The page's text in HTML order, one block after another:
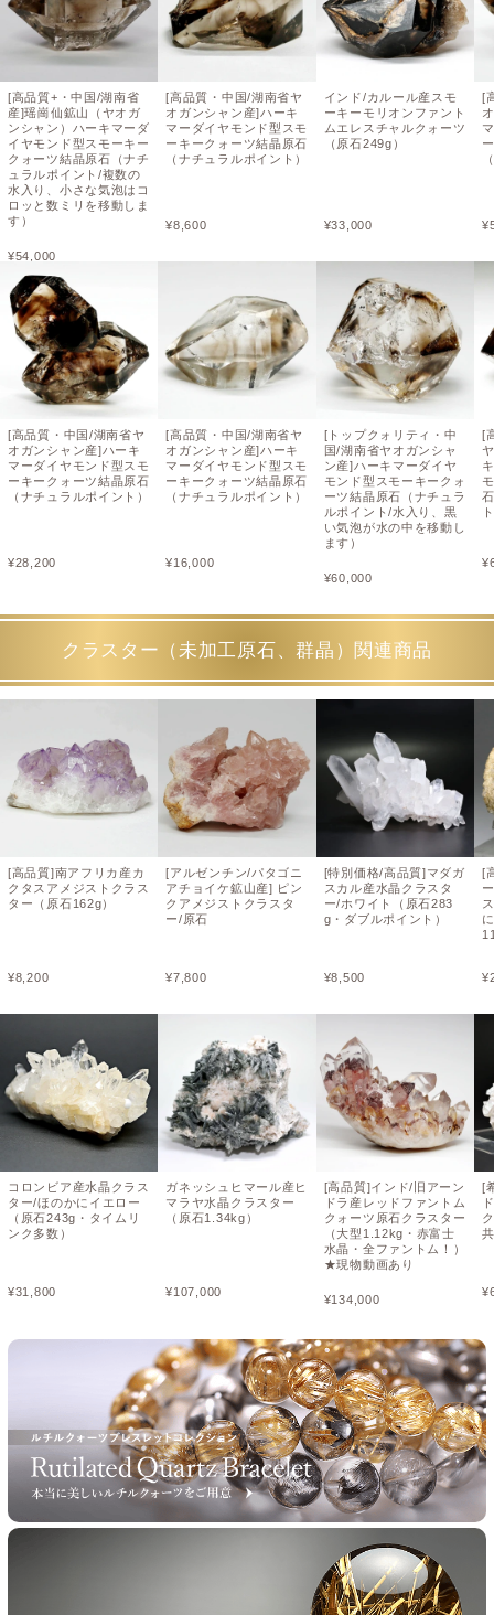
[高品質+・中国/湖南省
産]瑶崗仙鉱山（ヤオガ
ンシャン）ハーキマーダ
イヤモンド型スモーキー
クォーツ結晶原石（ナチ
ュラルポイント/複数の
水入り、小さな気泡はコ
ロッと数ミリを移動しま
す）
¥54,000
[高品質・中国/湖南省ヤ
オガンシャン産]ハーキ
マーダイヤモンド型スモ
ーキークォーツ結晶原石
（ナチュラルポイント）
¥28,200
[高品質・中国/湖南省ヤ
オガンシャン産]ハーキ
マーダイヤモンド型スモ
ーキークォーツ結晶原石
（ナチュラルポイント）
¥8,600
[高品質・中国/湖南省ヤ
オガンシャン産]ハーキ
マーダイヤモンド型スモ
ーキークォーツ結晶原石
（ナチュラルポイント）
¥16,000
インド/カルール産スモ
ーキーモリオンファント
ムエレスチャルクォーツ
（原石249g）
¥33,000
[トップクォリティ・中
国/湖南省ヤオガンシャ
ン産]ハーキマーダイヤ
モンド型スモーキークォ
ーツ結晶原石（ナチュラ
ルポイント/水入り、黒
い気泡が水の中を移動し
ます）
¥60,000
[
¥
[
¥
クラスター（未加工原石、群晶）関連商品
[高品質]南アフリカ産カ
クタスアメジストクラス
ター（原石162g）
¥8,200
コロンビア産水晶クラス
ター/ほのかにイエロー
（原石243g・タイムリ
ンク多数）
¥31,800
[アルゼンチン/パタゴニ
アチョイケ鉱山産] ピン
クアメジストクラスタ
ー/原石
¥7,800
ガネッシュヒマール産ヒ
マラヤ水晶クラスター
（原石1.34kg）
¥107,000
[特別価格/高品質]マダガ
スカル産水晶クラスタ
ー/ホワイト（原石283
g・ダブルポイント）
¥8,500
[高品質]インド/旧アーン
ドラ産レッドファントム
クォーツ原石クラスター
（大型1.12kg・赤富士
水晶・全ファントム！）
★現物動画あり
¥134,000
[
¥
[
¥